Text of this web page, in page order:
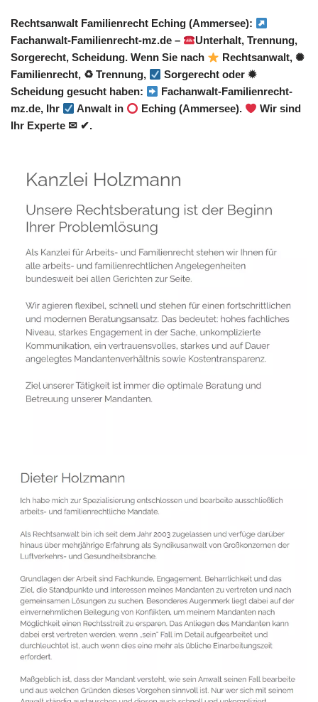
Rechtsanwalt Familienrecht Eching (Ammersee):
Fachanwalt-Familienrecht-mz.de –
Unterhalt, Trennung,
Sorgerecht, Scheidung. Wenn Sie nach
Rechtsanwalt, ✺
Familienrecht, ♻ Trennung,
Sorgerecht oder ✹
Scheidung gesucht haben:
Fachanwalt-Familienrecht-
mz.de, Ihr
Anwalt in Eching (Ammersee).
Wir sind
Ihr Experte ✉ ✔.